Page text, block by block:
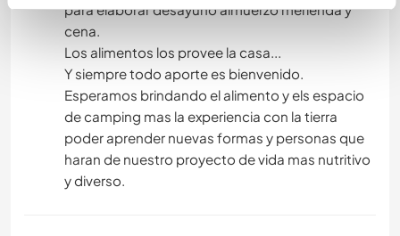
para elaborar desayuno almuerzo merienda y
cena.
Los alimentos los provee la casa...
Y siempre todo aporte es bienvenido.
Esperamos brindando el alimento y els espacio
de camping mas la experiencia con la tierra
poder aprender nuevas formas y personas que
haran de nuestro proyecto de vida mas nutritivo
y diverso.